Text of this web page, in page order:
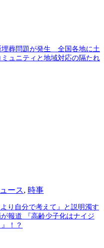
埋葬問題が発生 全国各地に土
ュニティと地域対応の隔たれ
ース, 時事
り自分で考えて』と説明濁す
報道 『高齢少子化はナイジ
！？